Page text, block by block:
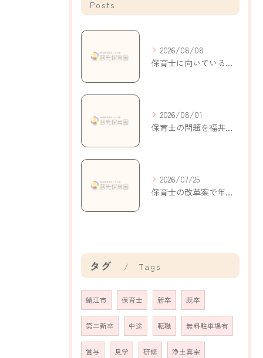
Posts
2026/08/08
保育士に向いている人の特徴と自己分析で適性がわかるポイント解説
2026/08/01
保育士の問題を福井県鯖江市持明寺町で考える現状と解決策
2026/07/25
保育士の改革案で年収アップと働きやすさを実現する新制度の活用ポイント
タグ Tags
鯖江市 保育士 新卒 既卒
第二新卒 中途 転職 無料駐車場有
賞与 見学 研修 浄土真宗